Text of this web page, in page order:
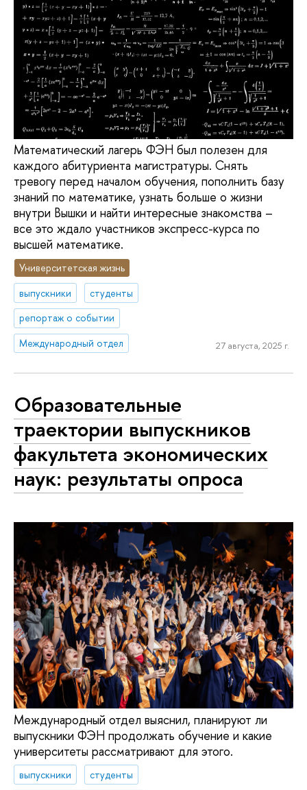
Математический лагерь ФЭН был полезен для
каждого абитуриента магистратуры. Снять
тревогу перед началом обучения, пополнить базу
знаний по математике, узнать больше о жизни
внутри Вышки и найти интересные знакомства –
все это ждало участников экспресс-курса по
высшей математике.
Университетская жизнь
выпускники
студенты
репортаж о событии
Международный отдел
27 августа, 2025 г.
Образовательные
траектории выпускников
факультета экономических
наук: результаты опроса
Международный отдел выяснил, планируют ли
выпускники ФЭН продолжать обучение и какие
университеты рассматривают для этого.
выпускники
студенты